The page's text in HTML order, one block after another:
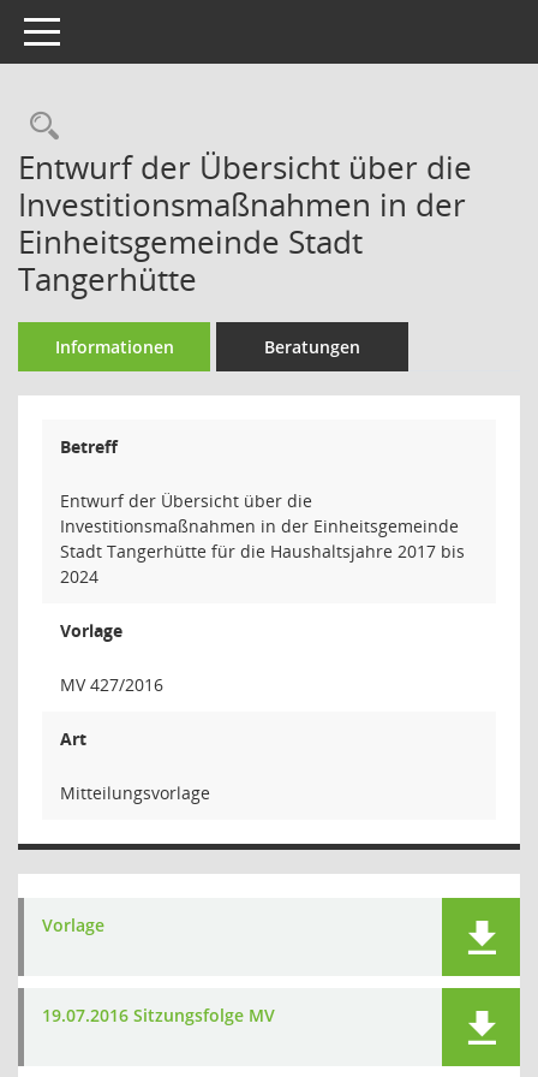
Toggle navigation
Rechercheauswahl
Entwurf der Übersicht über die
Investitionsmaßnahmen in der
Einheitsgemeinde Stadt
Tangerhütte
Informationen Beratungen
Betreff
Entwurf der Übersicht über die
Investitionsmaßnahmen in der Einheitsgemeinde
Stadt Tangerhütte für die Haushaltsjahre 2017 bis
2024
Vorlage
MV 427/2016
Art
Mitteilungsvorlage
Vorlage
19.07.2016 Sitzungsfolge MV